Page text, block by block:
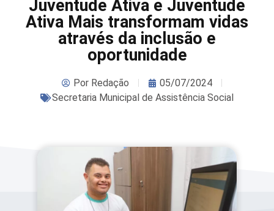
Juventude Ativa e Juventude
Ativa Mais transformam vidas
através da inclusão e
oportunidade
PorRedação
05/07/2024
Secretaria Municipal de Assistência Social